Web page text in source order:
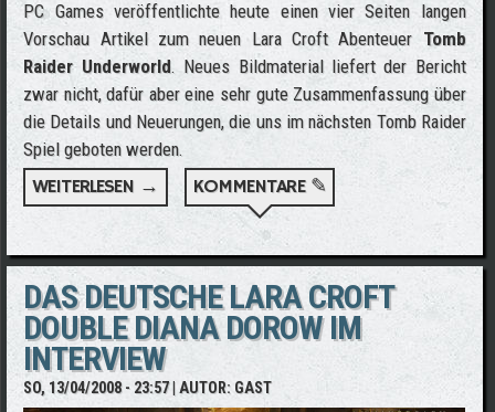
PC Games veröffentlichte heute einen vier Seiten langen
Vorschau Artikel zum neuen Lara Croft Abenteuer Tomb
Raider Underworld. Neues Bildmaterial liefert der Bericht
zwar nicht, dafür aber eine sehr gute Zusammenfassung über
die Details und Neuerungen, die uns im nächsten Tomb Raider
Spiel geboten werden.
WEITERLESEN →
ÜBER PC GAMES VORSCHAU AUF TOMB
RAIDER UNDERWORLD
KOMMENTARE ✎
DAS DEUTSCHE LARA CROFT
DOUBLE DIANA DOROW IM
INTERVIEW
SO, 13/04/2008 - 23:57| AUTOR: GAST